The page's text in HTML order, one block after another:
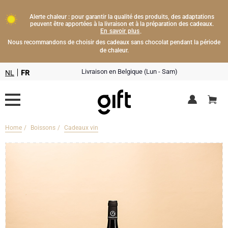
Alerte chaleur : pour garantir la qualité des produits, des adaptations
peuvent être apportées à la livraison et à la préparation des cadeaux.
En savoir plus.
Nous recommandons de choisir des cadeaux sans chocolat pendant la période
de chaleur.
Livraison en Belgique (Lun - Sam)
NL FR
Livraison fleurs
Boissons
Cadeaux champagne
Bouteille de Champagne
Chocolat
Type de cadeau
Lifestyle
Home Boissons Cadeaux vin